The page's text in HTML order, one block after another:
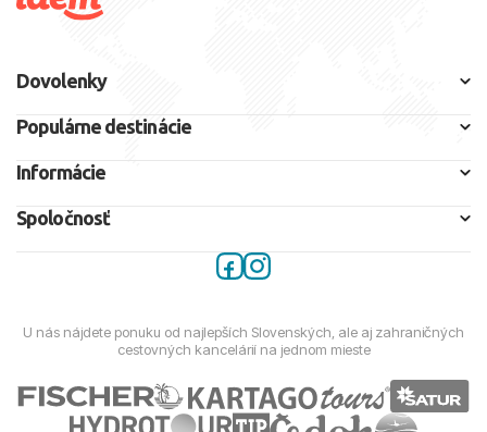
Dovolenky
Populárne destinácie
Informácie
Spoločnosť
U nás nájdete ponuku od najlepších Slovenských, ale aj zahraničných
cestovných kancelárií na jednom mieste